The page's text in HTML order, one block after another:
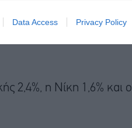
Data Access Privacy Policy
2,4%, η Νίκη 1,6% και ο